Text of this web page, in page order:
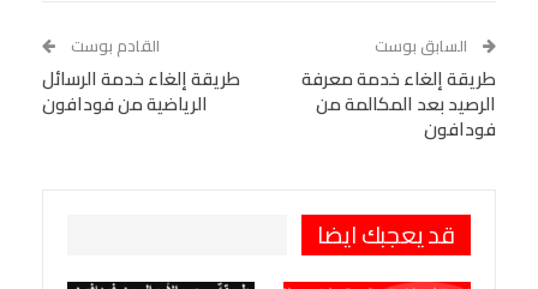
Tumblr
البريد الإلكتروني
StumbleUpon
VK
Digg
LINE
BlackBerry
Viber
السابق بوست
طريقة إلغاء خدمة معرفة
الرصيد بعد المكالمة من
فودافون
القادم بوست
طريقة إلغاء خدمة الرسائل
الرياضية من فودافون
قد يعجبك ايضا